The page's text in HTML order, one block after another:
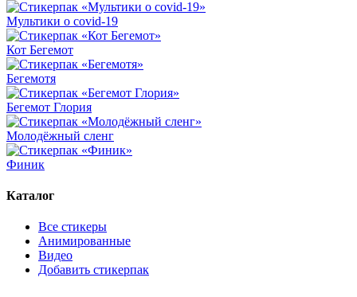
Мультики о covid-19
Кот Бегемот
Бегемотя
Бегемот Глория
Молодёжный сленг
Финик
Каталог
Все стикеры
Анимированные
Видео
Добавить стикерпак